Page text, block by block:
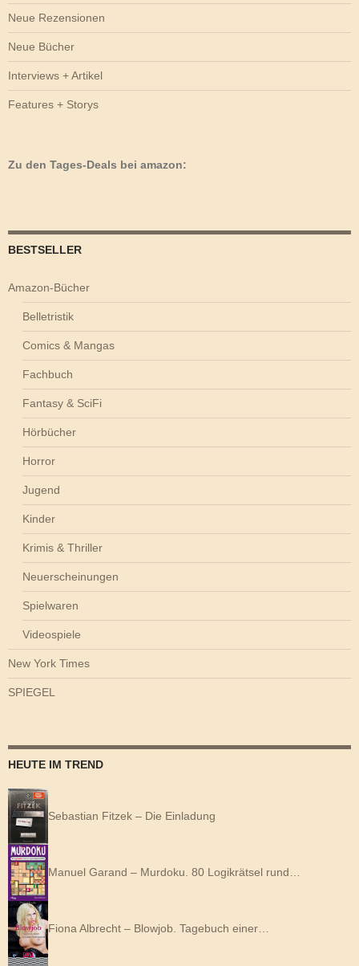
Neue Rezensionen
Neue Bücher
Interviews + Artikel
Features + Storys
Zu den Tages-Deals bei amazon:
BESTSELLER
Amazon-Bücher
Belletristik
Comics & Mangas
Fachbuch
Fantasy & SciFi
Hörbücher
Horror
Jugend
Kinder
Krimis & Thriller
Neuerscheinungen
Spielwaren
Videospiele
New York Times
SPIEGEL
HEUTE IM TREND
Sebastian Fitzek – Die Einladung
Manuel Garand – Murdoku. 80 Logikrätsel rund…
Fiona Albrecht – Blowjob. Tagebuch einer…